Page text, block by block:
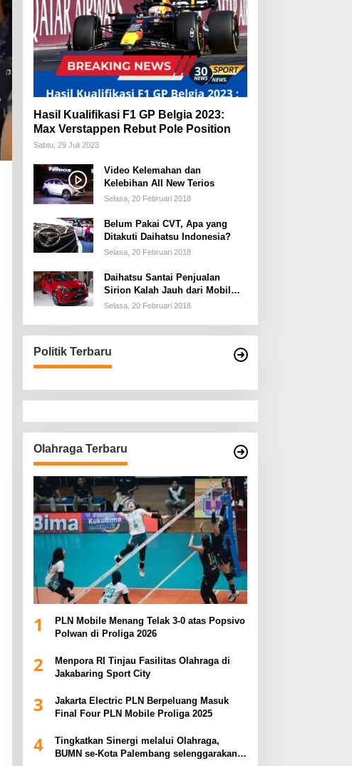
Hasil Kualifikasi F1 GP Belgia 2023:
Max Verstappen Rebut Pole Position
Sabtu, 29 Juli 2023
Video Kelemahan dan
Kelebihan All New Terios
Selasa, 20 Februari 2018
Belum Pakai CVT, Apa yang
Ditakuti Daihatsu Indonesia?
Selasa, 20 Februari 2018
Daihatsu Santai Penjualan
Sirion Kalah Jauh dari Mobil
LCGC
Selasa, 20 Februari 2018
Politik Terbaru
Olahraga Terbaru
1
PLN Mobile Menang Telak 3-0 atas Popsivo
Polwan di Proliga 2026
2
Menpora RI Tinjau Fasilitas Olahraga di
Jakabaring Sport City
3
Jakarta Electric PLN Berpeluang Masuk
Final Four PLN Mobile Proliga 2025
4
Tingkatkan Sinergi melalui Olahraga,
BUMN se-Kota Palembang selenggarakan